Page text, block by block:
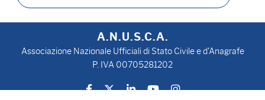
A.N.U.S.C.A.
Associazione Nazionale Ufficiali di Stato Civile e d'Anagrafe
P. IVA 00705281202